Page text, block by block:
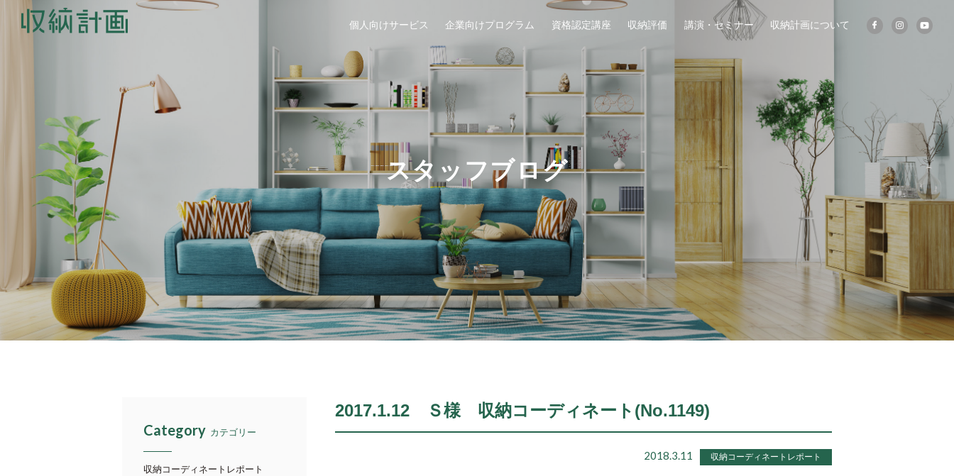
個人向けサービス 企業向けプログラム 資格認定講座 収納評価 講演・セミナー 収納計画について
スタッフブログ
2017.1.12 Ｓ様 収納コーディネート(No.1149)
2018.3.11 収納コーディネートレポート
Category カテゴリー
収納コーディネートレポート